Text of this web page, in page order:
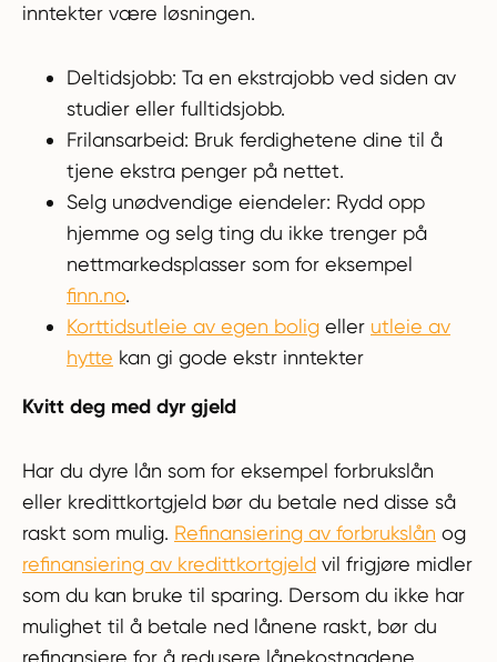
inntekter være løsningen.
Deltidsjobb: Ta en ekstrajobb ved siden av
studier eller fulltidsjobb.
Frilansarbeid: Bruk ferdighetene dine til å
tjene ekstra penger på nettet.
Selg unødvendige eiendeler: Rydd opp
hjemme og selg ting du ikke trenger på
nettmarkedsplasser som for eksempel
finn.no.
Korttidsutleie av egen bolig eller utleie av
hytte kan gi gode ekstr inntekter
Kvitt deg med dyr gjeld
Har du dyre lån som for eksempel forbrukslån
eller kredittkortgjeld bør du betale ned disse så
raskt som mulig. Refinansiering av forbrukslån og
refinansiering av kredittkortgjeld vil frigjøre midler
som du kan bruke til sparing. Dersom du ikke har
mulighet til å betale ned lånene raskt, bør du
refinansiere for å redusere lånekostnadene.